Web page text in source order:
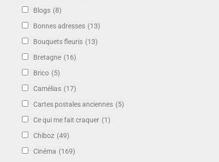
Blogs (8)
Bonnes adresses (13)
Bouquets fleuris (13)
Bretagne (16)
Brico (5)
Camélias (17)
Cartes postales anciennes (5)
Ce qui me fait craquer (1)
Chiboz (49)
Cinéma (169)